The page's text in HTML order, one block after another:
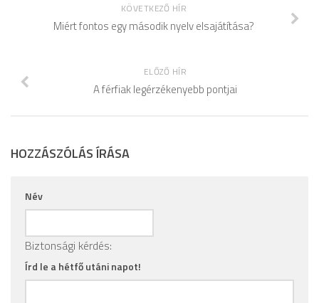
KÖVETKEZŐ HÍR
Miért fontos egy második nyelv elsajátítása?
ELŐZŐ HÍR
A férfiak legérzékenyebb pontjai
HOZZÁSZÓLÁS ÍRÁSA
Név
Biztonsági kérdés:
Írd le a hétfő utáni napot!